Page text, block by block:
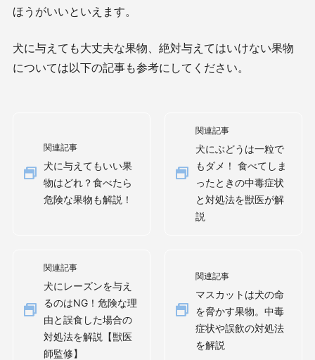
ほうがいいといえます。
犬に与えても大丈夫な果物、絶対与えてはいけない果物
については以下の記事も参考にしてください。
関連記事
犬に与えてもいい果
物はどれ？食べたら
危険な果物も解説！
関連記事
犬にぶどうは一粒で
もダメ！ 食べてしま
ったときの中毒症状
と対処法を獣医が解
説
関連記事
犬にレーズンを与え
るのはNG！危険な理
由と誤食した場合の
対処法を解説【獣医
師監修】
関連記事
マスカットは犬の命
を脅かす果物。中毒
症状や誤飲の対処法
を解説